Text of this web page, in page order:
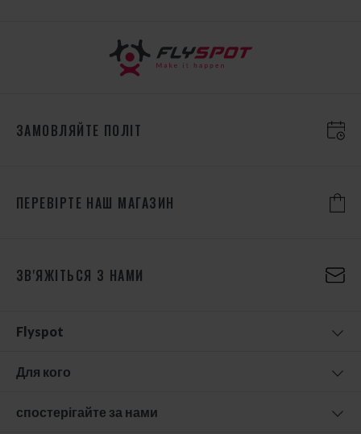
ЗАМОВЛЯЙТЕ ПОЛІТ
ПЕРЕВІРТЕ НАШ МАГАЗИН
ЗВ'ЯЖІТЬСЯ З НАМИ
Flyspot
Для кого
спостерігайте за нами